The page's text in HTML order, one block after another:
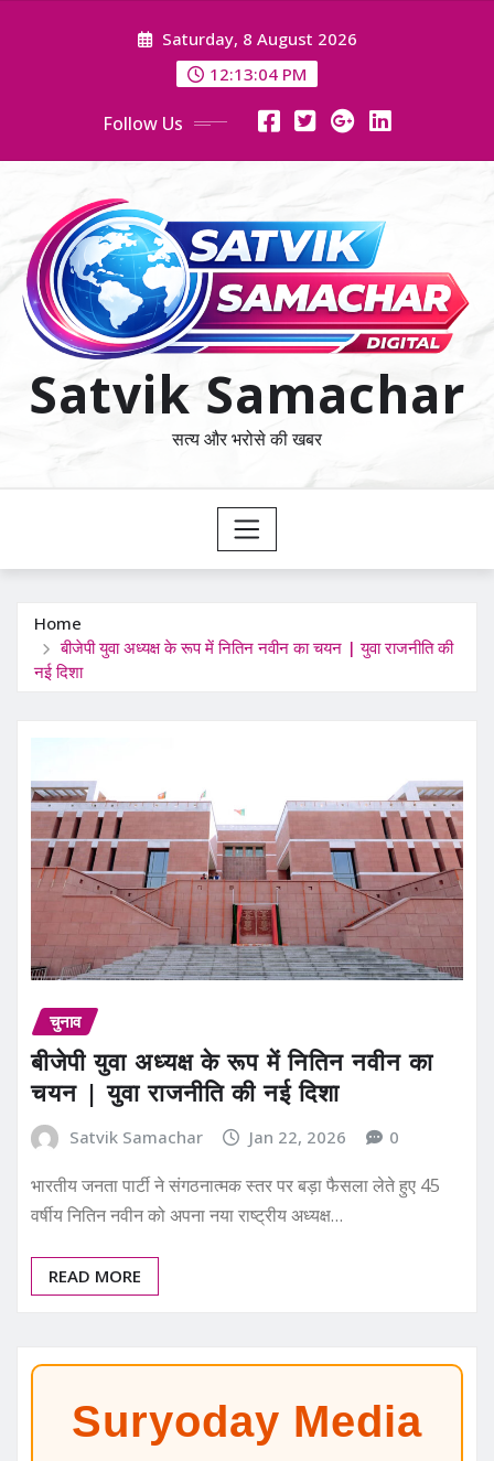
Saturday, 8 August 2026
12:13:05 PM
Follow Us
Satvik Samachar
सत्य और भरोसे की खबर
Home
बीजेपी युवा अध्यक्ष के रूप में नितिन नवीन का चयन | युवा राजनीति की
नई दिशा
चुनाव
बीजेपी युवा अध्यक्ष के रूप में नितिन नवीन का
चयन | युवा राजनीति की नई दिशा
Satvik Samachar Jan 22, 2026 0
भारतीय जनता पार्टी ने संगठनात्मक स्तर पर बड़ा फैसला लेते हुए 45
वर्षीय नितिन नवीन को अपना नया राष्ट्रीय अध्यक्ष…
READ MORE
Suryoday Media